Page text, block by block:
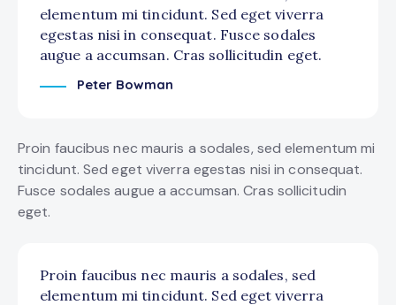
elementum mi tincidunt. Sed eget viverra
egestas nisi in consequat. Fusce sodales
augue a accumsan. Cras sollicitudin eget.
Peter Bowman
Proin faucibus nec mauris a sodales, sed elementum mi
tincidunt. Sed eget viverra egestas nisi in consequat.
Fusce sodales augue a accumsan. Cras sollicitudin
eget.
Proin faucibus nec mauris a sodales, sed
elementum mi tincidunt. Sed eget viverra